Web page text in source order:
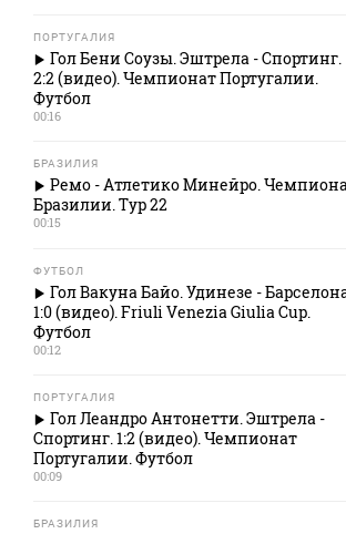
ПОРТУГАЛИЯ
Гол Бени Соузы. Эштрела - Спортинг.
2:2 (видео). Чемпионат Португалии.
Футбол
00:16
БРАЗИЛИЯ
Ремо - Атлетико Минейро.
Бразилии. Тур 22
00:15
ФУТБОЛ
Гол Вакуна Байо. Удинезе -
1:0 (видео). Friuli Venezia Giulia Cup.
Футбол
00:12
ПОРТУГАЛИЯ
Гол Леандро Антонетти. Эштрела -
Спортинг. 1:2 (видео). Чемпионат
Португалии. Футбол
00:09
БРАЗИЛИЯ